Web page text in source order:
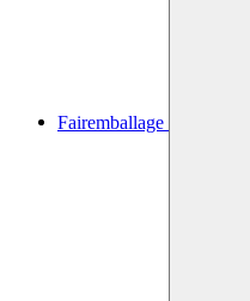
Fairemballage